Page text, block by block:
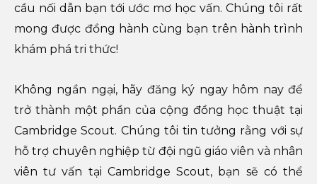
cầu nối dẫn bạn tới ước mơ học vấn. Chúng tôi rất
mong được đồng hành cùng bạn trên hành trình
khám phá tri thức!
Không ngần ngại, hãy đăng ký ngay hôm nay để
trở thành một phần của cộng đồng học thuật tại
Cambridge Scout. Chúng tôi tin tưởng rằng với sự
hỗ trợ chuyên nghiệp từ đội ngũ giáo viên và nhân
viên tư vấn tại Cambridge Scout, bạn sẽ có thể